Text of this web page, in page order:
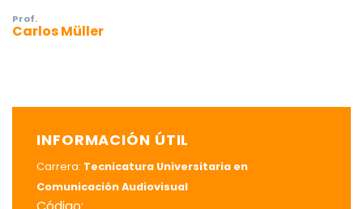
Prof.
Carlos Müller
INFORMACIÓN ÚTIL
Carrera: Tecnicatura Universitaria en
Comunicación Audiovisual